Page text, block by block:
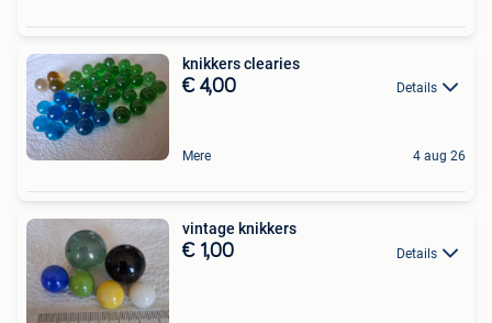
knikkers clearies
€ 4,00 Details
Mere 4 aug 26
vintage knikkers
€ 1,00 Details